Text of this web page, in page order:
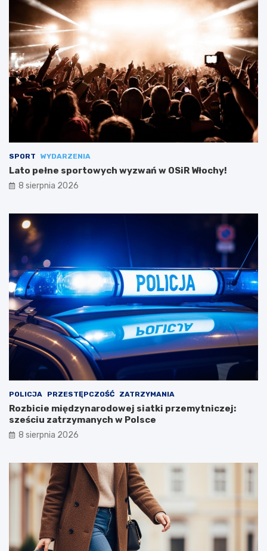
SPORT WYDARZENIA
Lato pełne sportowych wyzwań w OSiR Włochy!
8 sierpnia 2026
POLICJA PRZESTĘPCZOŚĆ ZATRZYMANIA
Rozbicie międzynarodowej siatki przemytniczej:
sześciu zatrzymanych w Polsce
8 sierpnia 2026